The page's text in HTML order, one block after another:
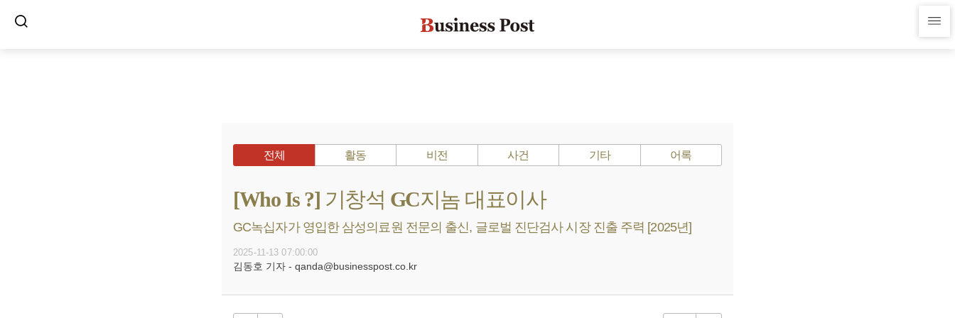
전체 활동 비전 사건 기타 어록
[Who Is ?] 기창석 GC지놈 대표이사
GC녹십자가 영입한 삼성의료원 전문의 출신, 글로벌 진단검사 시장 진출 주력 [2025년]
2025-11-13 07:00:00
김동호 기자 - qanda@businesspost.co.kr